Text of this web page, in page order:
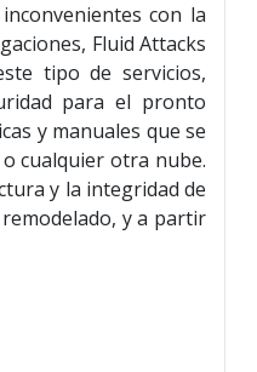
con la
Fluid Attacks
tipo de servicios,
para el pronto
y manuales que se
cualquier otra nube.
y la integridad de
y a partir